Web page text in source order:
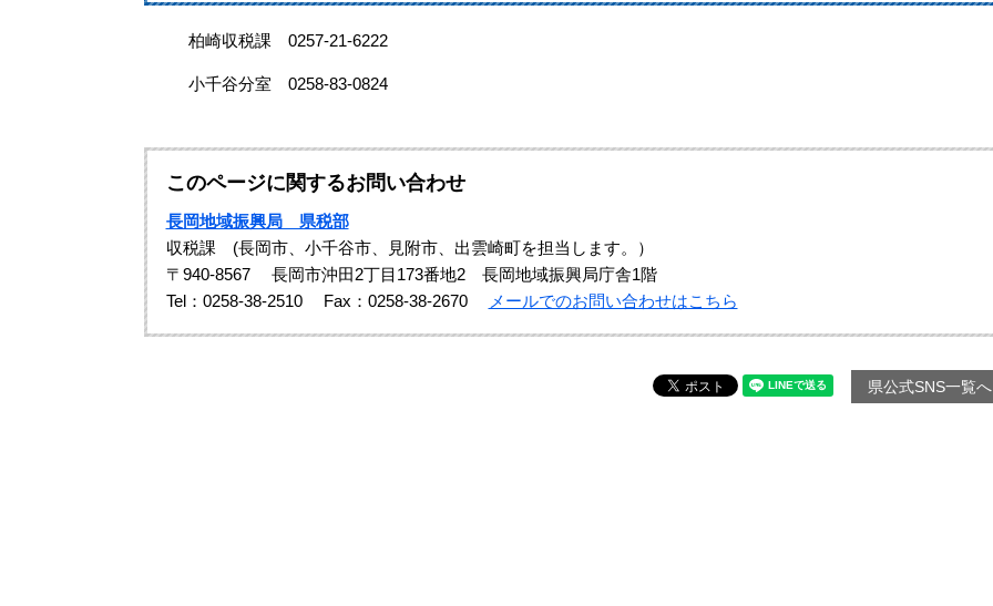
柏崎収税課 0257-21-6222
小千谷分室 0258-83-0824
このページに関するお問い合わせ
長岡地域振興局 県税部
収税課 (長岡市、小千谷市、見附市、出雲崎町を担当します。）
〒940-8567
長岡市沖田2丁目173番地2 長岡地域振興局庁舎1階
Tel：0258-38-2510
Fax：0258-38-2670 メールでのお問い合わせはこちら
県公式SNS一覧へ